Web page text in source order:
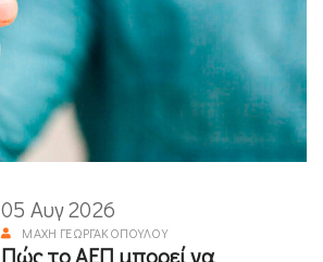
05 Αυγ 2026
ΜΆΧΗ ΓΕΩΡΓΑΚΟΠΟΎΛΟΥ
Πώς το ΑΕΠ μπορεί να